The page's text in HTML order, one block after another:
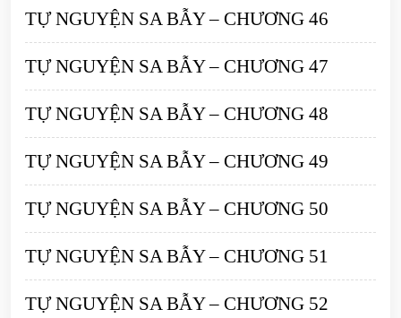
TỰ NGUYỆN SA BẪY – CHƯƠNG 46
TỰ NGUYỆN SA BẪY – CHƯƠNG 47
TỰ NGUYỆN SA BẪY – CHƯƠNG 48
TỰ NGUYỆN SA BẪY – CHƯƠNG 49
TỰ NGUYỆN SA BẪY – CHƯƠNG 50
TỰ NGUYỆN SA BẪY – CHƯƠNG 51
TỰ NGUYỆN SA BẪY – CHƯƠNG 52